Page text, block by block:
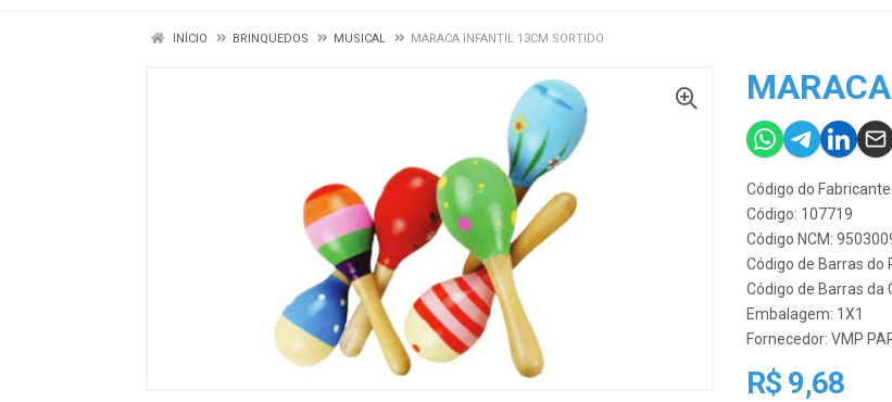
INÍCIO BRINQUEDOS MUSICAL MARACA INFANTIL 13CM SORTIDO
Código do
Código: 107719
Código NCM:
Código de Barras do
Código de Barras da
Embalagem: 1X1
Fornecedor: VMP
R$ 9,68